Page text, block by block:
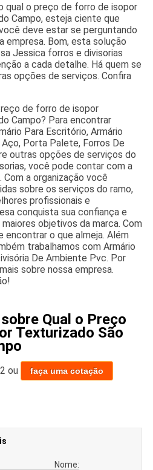
qual o preço de forro de isopor
Campo, esteja ciente que
deve estar se perguntando
empresa. Bom, esta solução
Jessica forros e divisorias
a cada detalhe. Há quem se
opções de serviços. Confira
de forro de isopor
Campo? Para encontrar
Para Escritório, Armário
Porta Palete, Forros De
outras opções de serviços do
você pode contar com a
Com a organização você
sobre os serviços do ramo,
profissionais e
conquista sua confiança e
objetivos da marca. Com
o que almeja. Além
trabalhamos com Armário
De Ambiente Pvc. Por
sobre nossa empresa.
Qual o Preço
Texturizado São
ou faça uma cotação
Nome: